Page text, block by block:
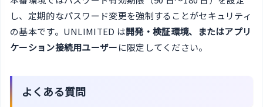
し、定期的なパスワード変更を強制することがセキュリティ
の基本です。UNLIMITED は開発・検証環境、またはアプリ
ケーション接続用ユーザーに限定してください。
よくある質問